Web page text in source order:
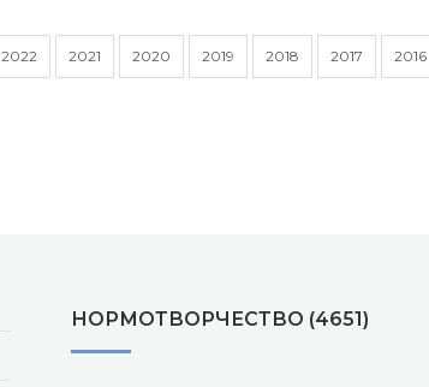
2022 2021 2020 2019 2018 2017 2016
НОРМОТВОРЧЕСТВО (4651)